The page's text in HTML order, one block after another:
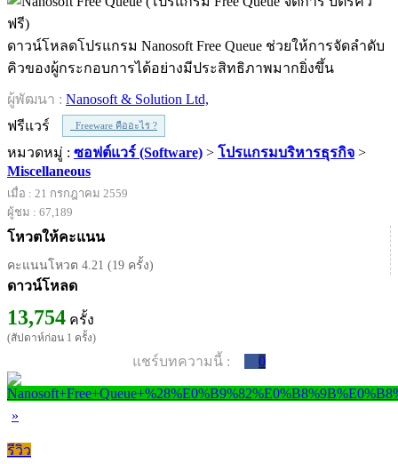
ดาวน์โหลดโปรแกรม Nanosoft Free Queue ช่วยให้การจัดลำดับ
คิวของผู้กระกอบการได้อย่างมีประสิทธิภาพมากยิ่งขึ้น
ผู้พัฒนา : Nanosoft & Solution Ltd,
ฟรีแวร์
Freeware คืออะไร ?
หมวดหมู่ : ซอฟต์แวร์ (Software) > โปรแกรมบริหารธุรกิจ >
Miscellaneous
เมื่อ : 21 กรกฎาคม 2559
ผู้ชม : 67,189
โหวตให้คะแนน
คะแนนโหวต 4.21 (19 ครั้ง)
ดาวน์โหลด
13,754 ครั้ง
(สัปดาห์ก่อน 1 ครั้ง)
แชร์บทความนี้ : 0
»
รีวิว